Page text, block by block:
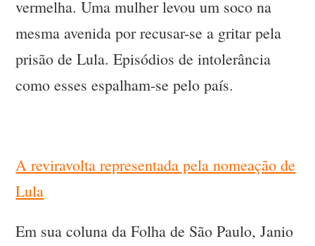
vermelha. Uma mulher levou um soco na
mesma avenida por recusar-se a gritar pela
prisão de Lula. Episódios de intolerância
como esses espalham-se pelo país.
A reviravolta representada pela nomeação de
Lula
Em sua coluna da Folha de São Paulo, Janio